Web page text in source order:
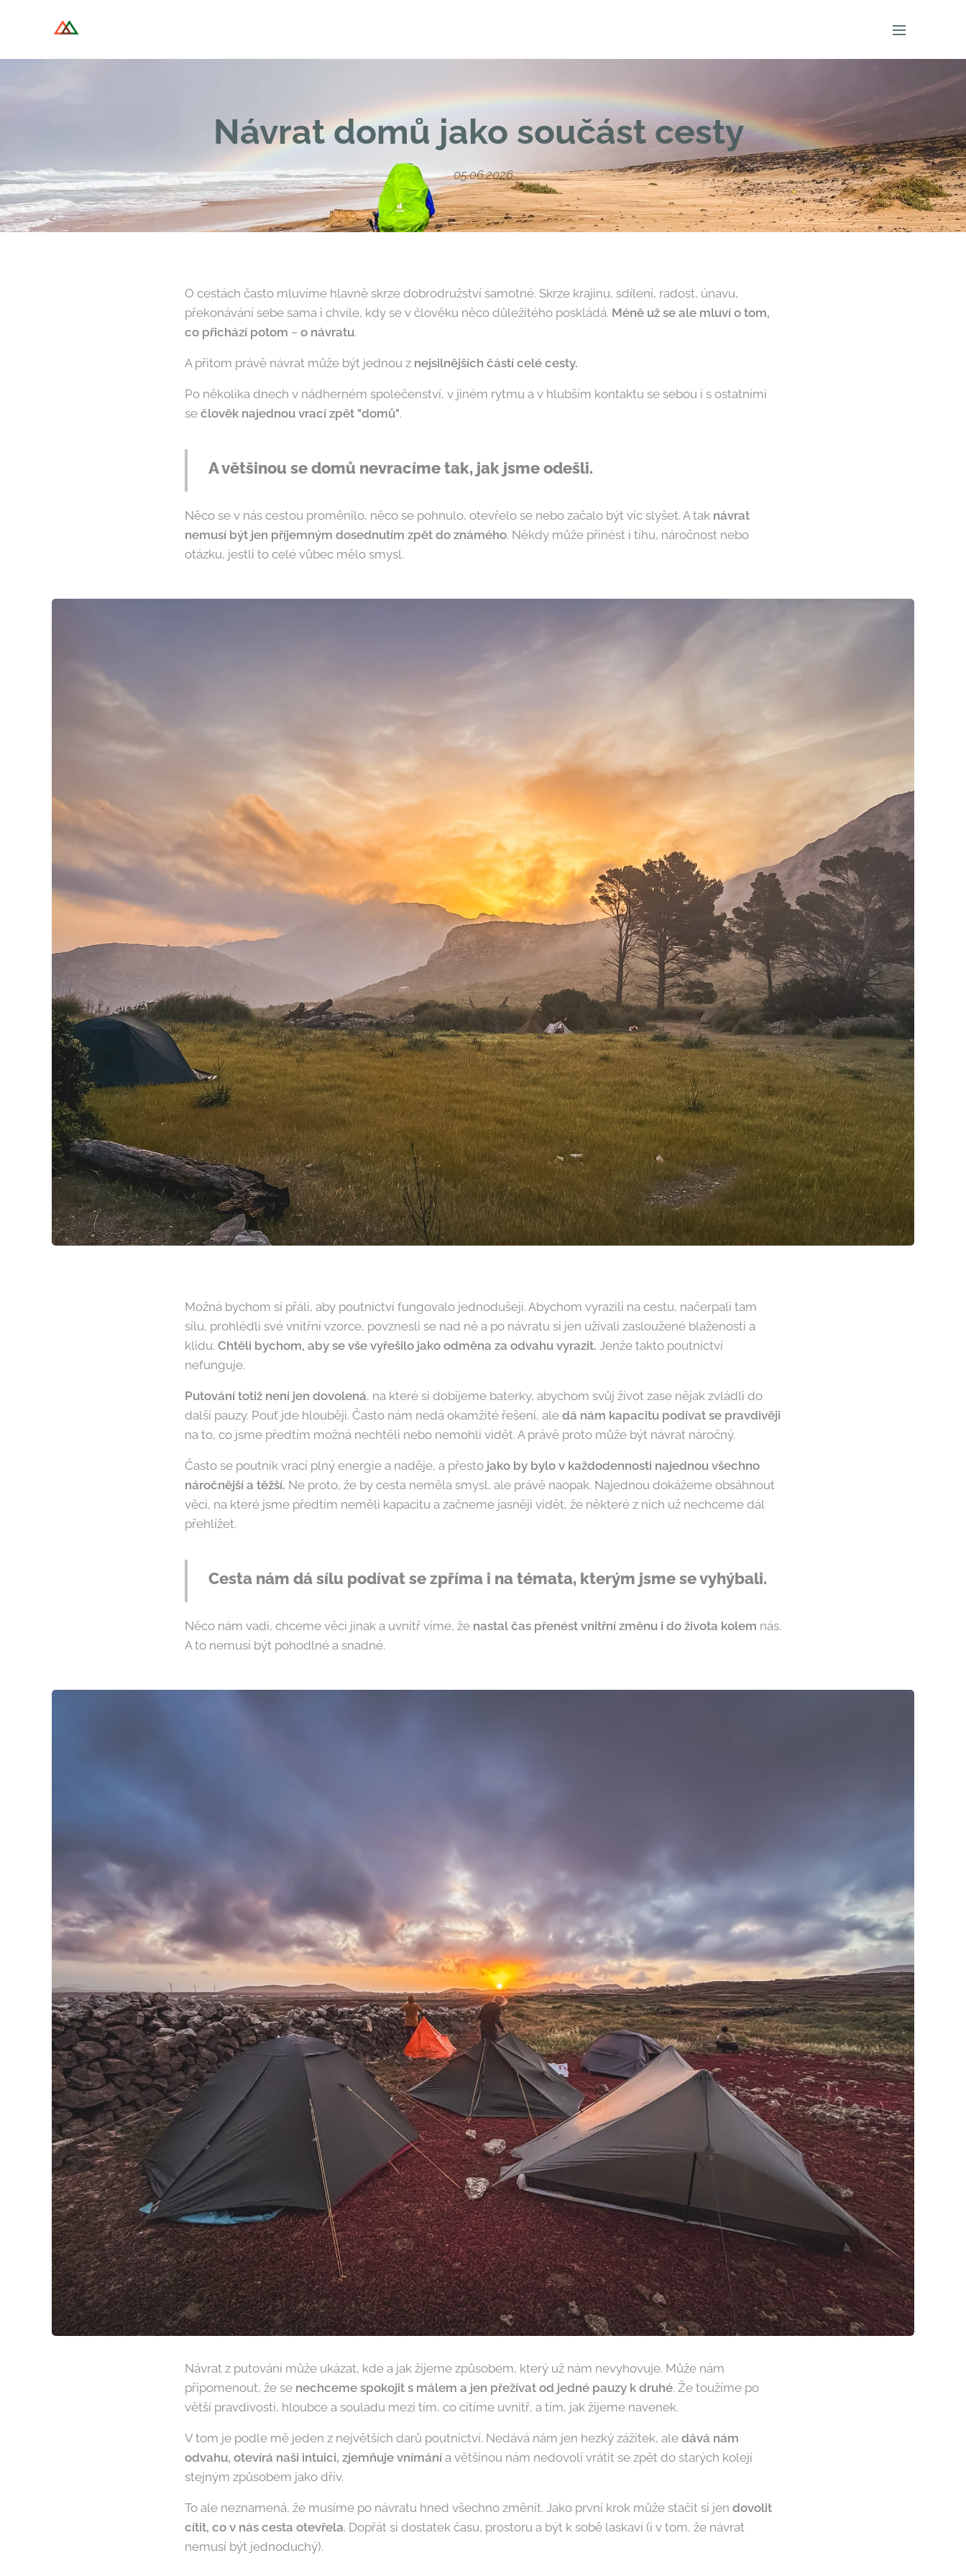
Návrat domů jako součást cesty
05.06.2026
O cestách často mluvíme hlavně skrze dobrodružství samotné. Skrze krajinu, sdílení, radost, únavu,
překonávání sebe sama i chvíle, kdy se v člověku něco důležitého poskládá. Méně už se ale mluví o tom,
co přichází potom ~ o návratu.
A přitom právě návrat může být jednou z nejsilnějších částí celé cesty.
Po několika dnech v nádherném společenství, v jiném rytmu a v hlubším kontaktu se sebou i s ostatními
se člověk najednou vrací zpět "domů".
A většinou se domů nevracíme tak, jak jsme odešli.
Něco se v nás cestou proměnilo, něco se pohnulo, otevřelo se nebo začalo být víc slyšet. A tak návrat
nemusí být jen příjemným dosednutím zpět do známého. Někdy může přinést i tíhu, náročnost nebo
otázku, jestli to celé vůbec mělo smysl.
Možná bychom si přáli, aby poutnictví fungovalo jednodušeji. Abychom vyrazili na cestu, načerpali tam
sílu, prohlédli své vnitřní vzorce, povznesli se nad ně a po návratu si jen užívali zasloužené blaženosti a
klidu. Chtěli bychom, aby se vše vyřešilo jako odměna za odvahu vyrazit. Jenže takto poutnictví
nefunguje.
Putování totiž není jen dovolená, na které si dobijeme baterky, abychom svůj život zase nějak zvládli do
další pauzy. Pouť jde hlouběji. Často nám nedá okamžité řešení, ale dá nám kapacitu podívat se pravdivěji
na to, co jsme předtím možná nechtěli nebo nemohli vidět. A právě proto může být návrat náročný.
Často se poutník vrací plný energie a naděje, a přesto jako by bylo v každodennosti najednou všechno
náročnější a těžší. Ne proto, že by cesta neměla smysl, ale právě naopak. Najednou dokážeme obsáhnout
věci, na které jsme předtím neměli kapacitu a začneme jasněji vidět, že některé z nich už nechceme dál
přehlížet.
Cesta nám dá sílu podívat se zpříma i na témata, kterým jsme se vyhýbali.
Něco nám vadí, chceme věci jinak a uvnitř víme, že nastal čas přenést vnitřní změnu i do života kolem nás.
A to nemusí být pohodlné a snadné.
Návrat z putování může ukázat, kde a jak žijeme způsobem, který už nám nevyhovuje. Může nám
připomenout, že se nechceme spokojit s málem a jen přežívat od jedné pauzy k druhé. Že toužíme po
větší pravdivosti, hloubce a souladu mezi tím, co cítíme uvnitř, a tím, jak žijeme navenek.
V tom je podle mě jeden z největších darů poutnictví. Nedává nám jen hezký zážitek, ale dává nám
odvahu, otevírá naši intuici, zjemňuje vnímání a většinou nám nedovolí vrátit se zpět do starých kolejí
stejným způsobem jako dřív.
To ale neznamená, že musíme po návratu hned všechno změnit. Jako první krok může stačit si jen dovolit
cítit, co v nás cesta otevřela. Dopřát si dostatek času, prostoru a být k sobě laskaví (i v tom, že návrat
nemusí být jednoduchý).